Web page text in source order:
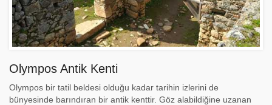
Olympos Antik Kenti
Olympos bir tatil beldesi olduğu kadar tarihin izlerini de
bünyesinde barındıran bir antik kenttir. Göz alabildiğine uzanan